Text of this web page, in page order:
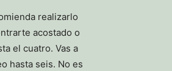
realizarlo
acostado o
el cuatro. Vas a
hasta seis. No es